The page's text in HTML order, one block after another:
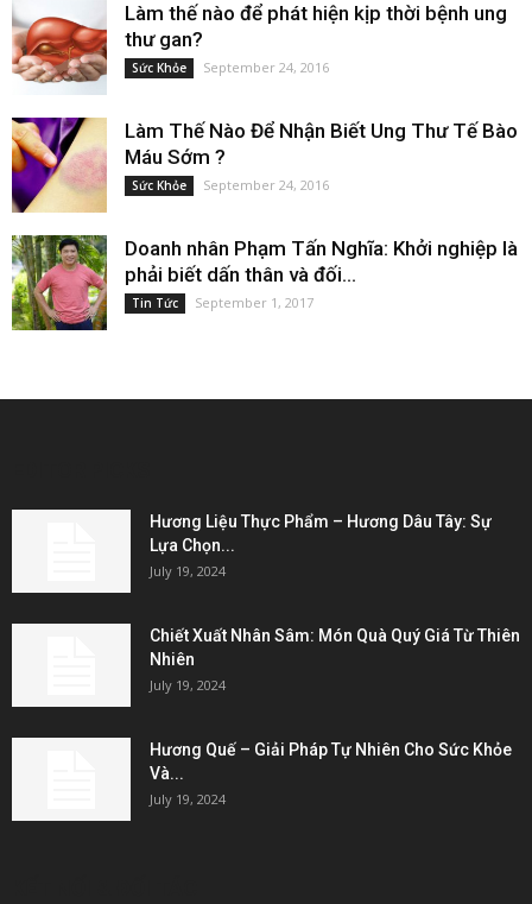
Làm thế nào để phát hiện kịp thời bệnh ung
thư gan?
Sức Khỏe September 24, 2016
Làm Thế Nào Để Nhận Biết Ung Thư Tế Bào
Máu Sớm ?
Sức Khỏe September 24, 2016
Doanh nhân Phạm Tấn Nghĩa: Khởi nghiệp là
phải biết dấn thân và đối...
Tin Tức September 1, 2017
Hương Liệu Thực Phẩm – Hương Dâu Tây: Sự
Lựa Chọn...
July 19, 2024
Chiết Xuất Nhân Sâm: Món Quà Quý Giá Từ Thiên
Nhiên
July 19, 2024
Hương Quế – Giải Pháp Tự Nhiên Cho Sức Khỏe
Và...
July 19, 2024